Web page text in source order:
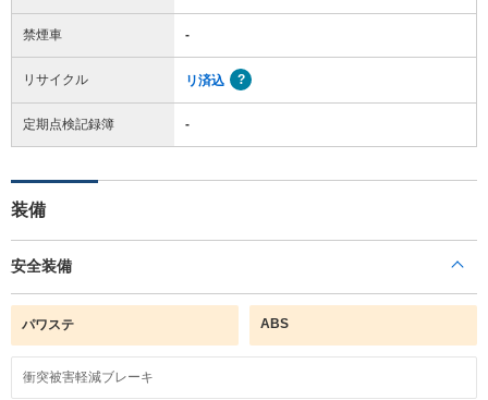
禁煙車 -
リサイクル リ済込
定期点検記録簿 -
装備
安全装備
パワステ ABS
衝突被害軽減ブレーキ